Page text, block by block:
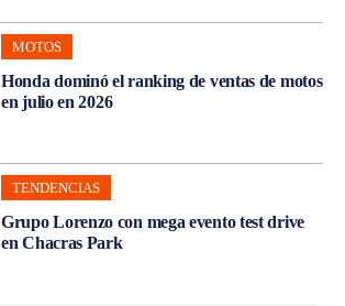
MOTOS
Honda dominó el ranking de ventas de motos
en julio en 2026
TENDENCIAS
Grupo Lorenzo con mega evento test drive
en Chacras Park